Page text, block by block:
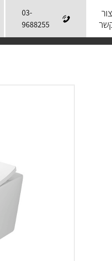
צור
03-
9688255